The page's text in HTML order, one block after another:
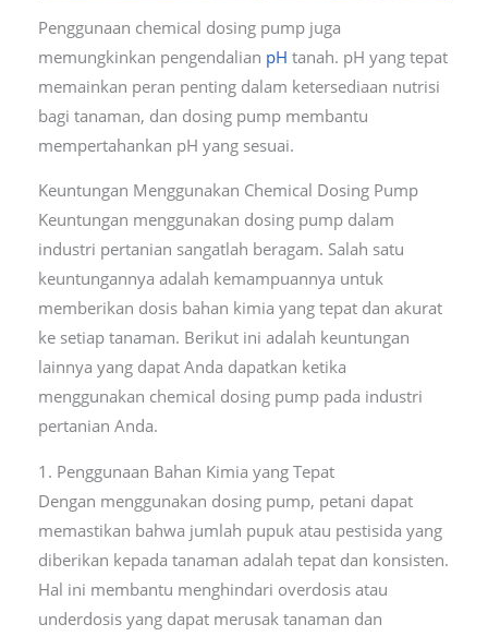
Penggunaan chemical dosing pump juga
memungkinkan pengendalian pH tanah. pH yang tepat
memainkan peran penting dalam ketersediaan nutrisi
bagi tanaman, dan dosing pump membantu
mempertahankan pH yang sesuai.
Keuntungan Menggunakan Chemical Dosing Pump
Keuntungan menggunakan dosing pump dalam
industri pertanian sangatlah beragam. Salah satu
keuntungannya adalah kemampuannya untuk
memberikan dosis bahan kimia yang tepat dan akurat
ke setiap tanaman. Berikut ini adalah keuntungan
lainnya yang dapat Anda dapatkan ketika
menggunakan chemical dosing pump pada industri
pertanian Anda.
1. Penggunaan Bahan Kimia yang Tepat
Dengan menggunakan dosing pump, petani dapat
memastikan bahwa jumlah pupuk atau pestisida yang
diberikan kepada tanaman adalah tepat dan konsisten.
Hal ini membantu menghindari overdosis atau
underdosis yang dapat merusak tanaman dan